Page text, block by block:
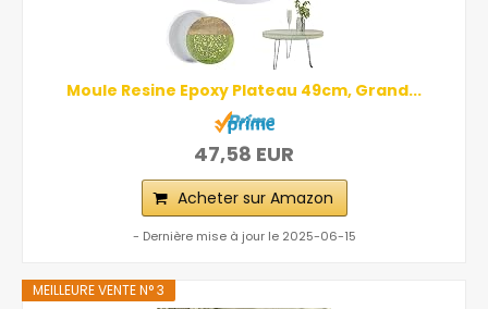
Moule Resine Epoxy Plateau 49cm, Grand...
47,58 EUR
Acheter sur Amazon
- Dernière mise à jour le 2025-06-15
MEILLEURE VENTE N° 3